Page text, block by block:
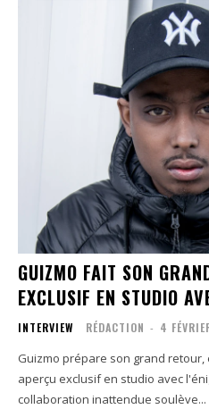
GUIZMO FAIT SON
EXCLUSIF EN STUDIO
INTERVIEW RÉDACTION - 4
Guizmo prépare son grand
aperçu exclusif en studio avec
collaboration inattendue soulève...